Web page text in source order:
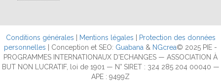
Conditions générales Mentions légales
Protection des données
personnelles | Conception et SEO: Guabana & NGcrea© 2025 PIE -
PROGRAMMES INTERNATIONAUX D'ECHANGES — ASSOCIATION À
BUT NON LUCRATIF, loi de 1901 — N° SIRET : 324 285 204 00040 —
APE : 9499Z